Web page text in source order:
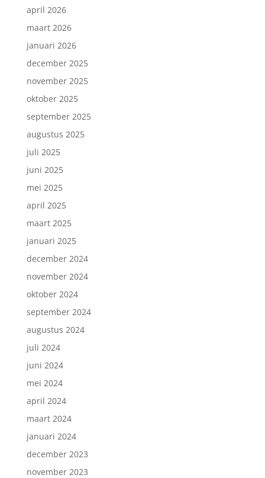
april 2026
maart 2026
januari 2026
december 2025
november 2025
oktober 2025
september 2025
augustus 2025
juli 2025
juni 2025
mei 2025
april 2025
maart 2025
januari 2025
december 2024
november 2024
oktober 2024
september 2024
augustus 2024
juli 2024
juni 2024
mei 2024
april 2024
maart 2024
januari 2024
december 2023
november 2023